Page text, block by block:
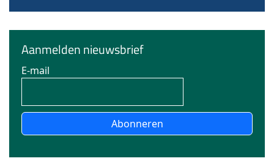
Aanmelden nieuwsbrief
E-mail
Abonneren